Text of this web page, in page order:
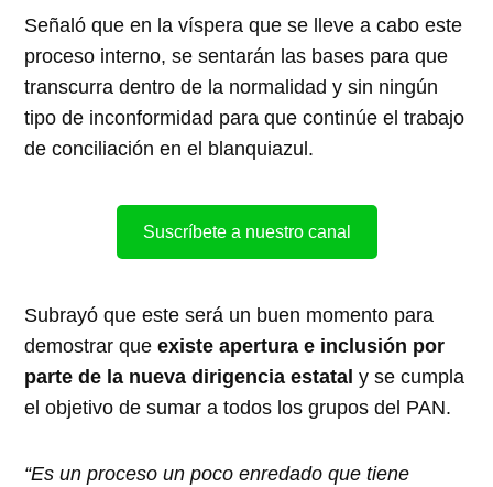
Señaló que en la víspera que se lleve a cabo este
proceso interno, se sentarán las bases para que
transcurra dentro de la normalidad y sin ningún
tipo de inconformidad para que continúe el trabajo
de conciliación en el blanquiazul.
Suscríbete a nuestro canal
Subrayó que este será un buen momento para
demostrar queexiste apertura e inclusión por
parte de la nueva dirigencia estatal y se cumpla
el objetivo de sumar a todos los grupos del PAN.
“Es un proceso un poco enredado que tiene